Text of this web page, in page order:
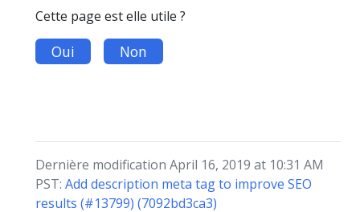
Cette page est elle utile ?
Oui Non
Dernière modification April 16, 2019 at 10:31 AM
PST: Add description meta tag to improve SEO
results (#13799) (7092bd3ca3)